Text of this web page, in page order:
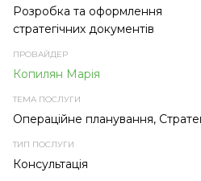
Розробка та оформлення
стратегічних документів
Копилян Марія
Операційне планування,
Консультація